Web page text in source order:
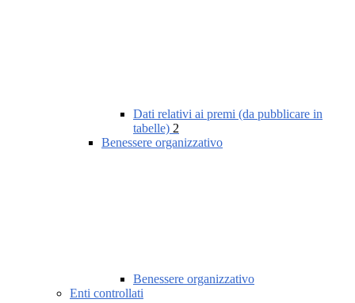
Dati relativi ai premi (da pubblicare in
tabelle) 2
Benessere organizzativo
Benessere organizzativo
Enti controllati